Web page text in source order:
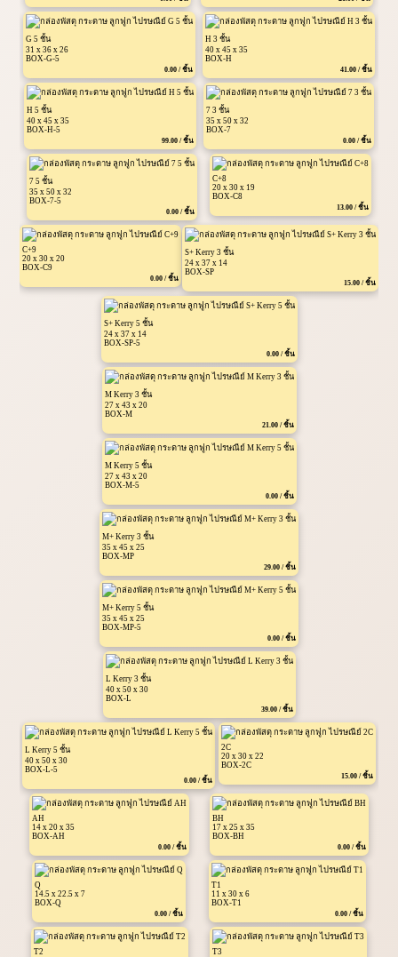
G 5 ชั้น
31 x 36 x 26
BOX-G-5
0.00 / ชิ้น
H 3 ชั้น
40 x 45 x 35
BOX-H
41.00 / ชิ้น
H 5 ชั้น
40 x 45 x 35
BOX-H-5
99.00 / ชิ้น
7 3 ชั้น
35 x 50 x 32
BOX-7
0.00 / ชิ้น
7 5 ชั้น
35 x 50 x 32
BOX-7-5
0.00 / ชิ้น
C+8
20 x 30 x 19
BOX-C8
13.00 / ชิ้น
C+9
20 x 30 x 20
BOX-C9
0.00 / ชิ้น
S+ Kerry 3 ชั้น
24 x 37 x 14
BOX-SP
15.00 / ชิ้น
S+ Kerry 5 ชั้น
24 x 37 x 14
BOX-SP-5
0.00 / ชิ้น
M Kerry 3 ชั้น
27 x 43 x 20
BOX-M
21.00 / ชิ้น
M Kerry 5 ชั้น
27 x 43 x 20
BOX-M-5
0.00 / ชิ้น
M+ Kerry 3 ชั้น
35 x 45 x 25
BOX-MP
29.00 / ชิ้น
M+ Kerry 5 ชั้น
35 x 45 x 25
BOX-MP-5
0.00 / ชิ้น
L Kerry 3 ชั้น
40 x 50 x 30
BOX-L
39.00 / ชิ้น
L Kerry 5 ชั้น
40 x 50 x 30
BOX-L-5
0.00 / ชิ้น
2C
20 x 30 x 22
BOX-2C
15.00 / ชิ้น
AH
14 x 20 x 35
BOX-AH
0.00 / ชิ้น
BH
17 x 25 x 35
BOX-BH
0.00 / ชิ้น
Q
14.5 x 22.5 x 7
BOX-Q
0.00 / ชิ้น
T1
11 x 30 x 6
BOX-T1
0.00 / ชิ้น
T2
T3